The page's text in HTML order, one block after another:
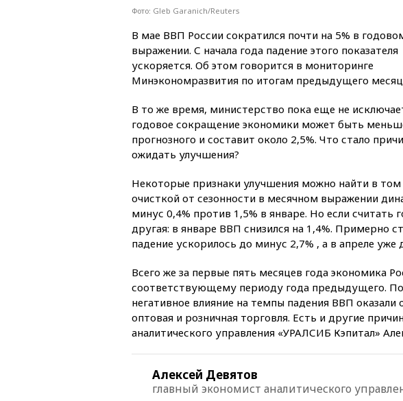
Фото: Gleb Garanich/Reuters
В мае ВВП России сократился почти на 5% в
выражении. С начала года падение этого показателя
ускоряется. Об этом говорится в мониторинге
Минэкономразвития по итогам предыдущего
В то же время, министерство пока еще не
годовое сокращение экономики может быть
прогнозного и составит около 2,5%. Что стало
ожидать улучшения?
Некоторые признаки улучшения можно найти в
очисткой от сезонности в месячном выражении
минус 0,4% против 1,5% в январе. Но если считать
другая: в январе ВВП снизился на 1,4%. Примерно
падение ускорилось до минус 2,7% , а в апреле уже
Всего же за первые пять месяцев года экономика
соответствующему периоду года предыдущего.
негативное влияние на темпы падения ВВП
оптовая и розничная торговля. Есть и другие
аналитического управления «УРАЛСИБ Кэпитал»
Алексей Девятов
главный экономист аналитического